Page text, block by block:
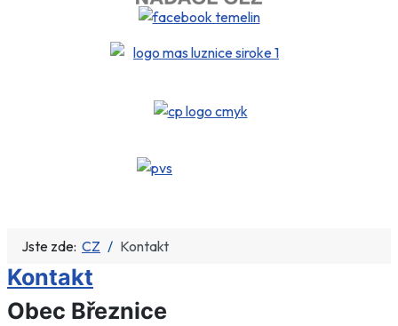
Jste zde: CZ Kontakt
Kontakt
Obec Březnice